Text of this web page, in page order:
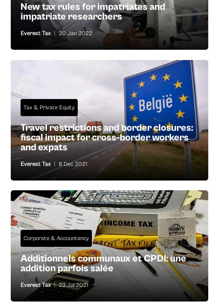
New tax rules for impatriates and
impatriate researchers
Everest Tax 20 Jan 2022
Tax & Private Equity
Travel restrictions and border closures:
fiscal impact for cross-border workers
and expats
Everest Tax 8 Dec 2021
Corporate & Accountancy
Additionnels communaux et CPDI: une
addition parfois salée
Everest Tax | 23 Jul 2021